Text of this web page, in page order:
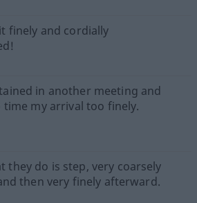
finely and cordially
in another meeting and
my arrival too finely.
they do is step, very coarsely
then very finely afterward.